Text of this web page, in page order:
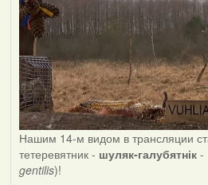
Нашим 14-м видом в трансляции
тетеревятник - шуляк-галубятнік-
gentilis)!